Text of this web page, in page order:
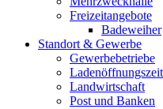
Freizeitangebote
Badeweiher
Standort & Gewerbe
Gewerbebetriebe
Landwirtschaft
Post und Banken